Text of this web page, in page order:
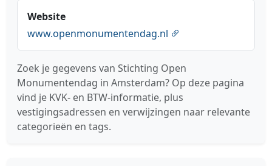
Website
www.openmonumentendag.nl
Zoek je gegevens van Stichting Open
Monumentendag in Amsterdam? Op deze pagina
vind je KVK- en BTW-informatie, plus
vestigingsadressen en verwijzingen naar relevante
categorieën en tags.